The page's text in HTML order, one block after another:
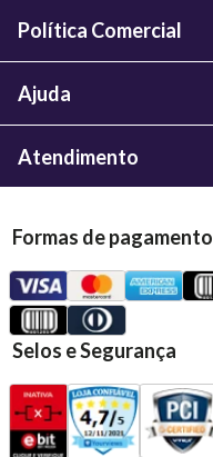
Política Comercial
Ajuda
Atendimento
Formas de pagamento
Selos e Segurança